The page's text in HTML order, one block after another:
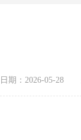
日期：2026-05-28